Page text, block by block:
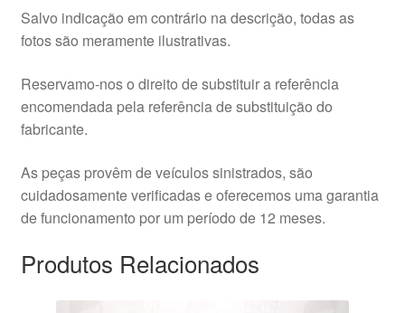
Salvo indicação em contrário na descrição, todas as
fotos são meramente ilustrativas.
Reservamo-nos o direito de substituir a referência
encomendada pela referência de substituição do
fabricante.
As peças provêm de veículos sinistrados, são
cuidadosamente verificadas e oferecemos uma garantia
de funcionamento por um período de 12 meses.
Produtos Relacionados